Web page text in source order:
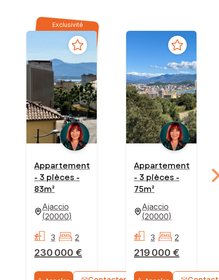
Exclusivité
Appartement
- 3 pièces -
83m²
Ajaccio
(20000)
230 000 €
3 2
Appartement
- 3 pièces -
75m²
Ajaccio
(20000)
219 000 €
3 2